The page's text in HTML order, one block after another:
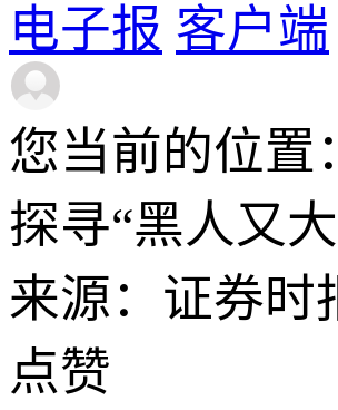
电子报 客户端
您当前的位置：
探寻“黑人又
来源：证券时
点赞